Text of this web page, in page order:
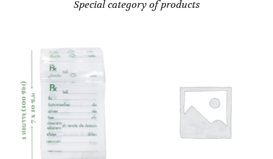
Special category of products